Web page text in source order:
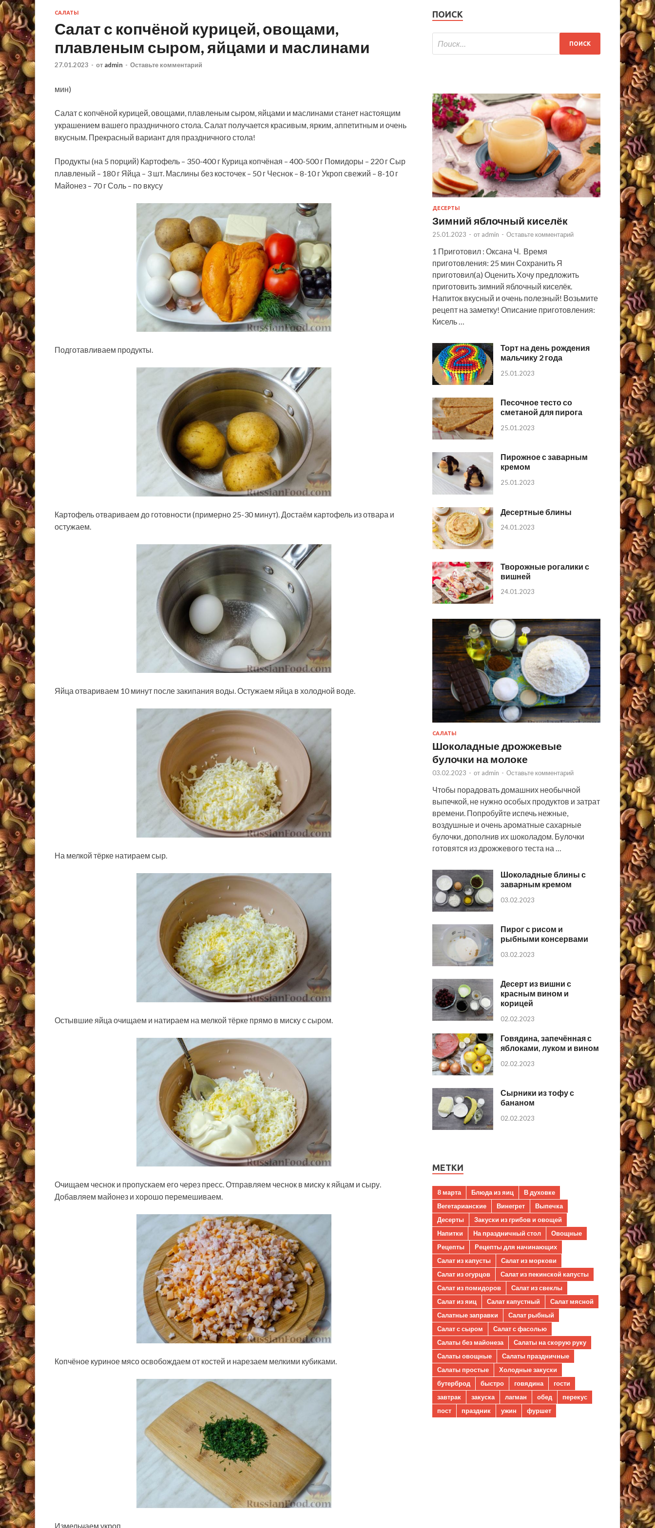
САЛАТЫ
Салат с копчёной курицей, овощами,
плавленым сыром, яйцами и маслинами
27.01.2023 - от admin - Оставьте комментарий
мин)
Салат с копчёной курицей, овощами, плавленым сыром, яйцами и маслинами станет настоящим
украшением вашего праздничного стола. Салат получается красивым, ярким, аппетитным и очень
вкусным. Прекрасный вариант для праздничного стола!
Продукты (на 5 порций) Картофель – 350-400 г Курица копчёная – 400-500 г Помидоры – 220 г Сыр
плавленый – 180 г Яйца – 3 шт. Маслины без косточек – 50 г Чеснок – 8-10 г Укроп свежий – 8-10 г
Майонез – 70 г Соль – по вкусу
Подготавливаем продукты.
Картофель отвариваем до готовности (примерно 25-30 минут). Достаём картофель из отвара и
остужаем.
Яйца отвариваем 10 минут после закипания воды. Остужаем яйца в холодной воде.
На мелкой тёрке натираем сыр.
Остывшие яйца очищаем и натираем на мелкой тёрке прямо в миску с сыром.
Очищаем чеснок и пропускаем его через пресс. Отправляем чеснок в миску к яйцам и сыру.
Добавляем майонез и хорошо перемешиваем.
Копчёное куриное мясо освобождаем от костей и нарезаем мелкими кубиками.
Измельчаем укроп.
ПОИСК
ДЕСЕРТЫ
Зимний яблочный киселёк
25.01.2023 - от admin - Оставьте комментарий
1 Приготовил : Оксана Ч. Время
приготовления: 25 мин Сохранить Я
приготовил(а) Оценить Хочу предложить
приготовить зимний яблочный киселёк.
Напиток вкусный и очень полезный! Возьмите
рецепт на заметку! Описание приготовления:
Кисель …
Торт на день рождения
мальчику 2 года
25.01.2023
Песочное тесто со
сметаной для пирога
25.01.2023
Пирожное с заварным
кремом
25.01.2023
Десертные блины
24.01.2023
Творожные рогалики с
вишней
24.01.2023
САЛАТЫ
Шоколадные дрожжевые
булочки на молоке
03.02.2023 - от admin - Оставьте комментарий
Чтобы порадовать домашних необычной
выпечкой, не нужно особых продуктов и затрат
времени. Попробуйте испечь нежные,
воздушные и очень ароматные сахарные
булочки, дополнив их шоколадом. Булочки
готовятся из дрожжевого теста на …
Шоколадные блины с
заварным кремом
03.02.2023
Пирог с рисом и
рыбными консервами
03.02.2023
Десерт из вишни с
красным вином и
корицей
02.02.2023
Говядина, запечённая с
яблоками, луком и вином
02.02.2023
Сырники из тофу с
бананом
02.02.2023
МЕТКИ
8 марта Блюда из яиц
В духовке
Вегетарианские
Винегрет
Выпечка
Десерты
Закуски из грибов и овощей
Напитки
На праздничный стол
Овощные
Рецепты
Рецепты для начинающих
Салат из капусты
Салат из моркови
Салат из огурцов
Салат из пекинской капусты
Салат из помидоров
Салат из свеклы
Салат из яиц
Салат капустный
Салат мясной
Салатные заправки
Салат рыбный
Салат с сыром
Салат с фасолью
Салаты без майонеза
Салаты на скорую руку
Салаты овощные
Салаты праздничные
Салаты простые
Холодные закуски
бутерброд
быстро говядина
гости
завтрак
закуска лагман обед
перекус
пост
праздник ужин фуршет